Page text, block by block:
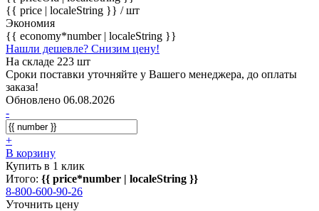
{{ price | localeString }} / шт
Экономия
{{ economy*number | localeString }}
Нашли дешевле? Снизим цену!
На складе 223 шт
Сроки поставки уточняйте у Вашего менеджера, до оплаты
заказа!
Обновлено 06.08.2026
-
+
В корзину
Купить в 1 клик
Итого: {{ price*number | localeString }}
8-800-600-90-26
Уточнить цену